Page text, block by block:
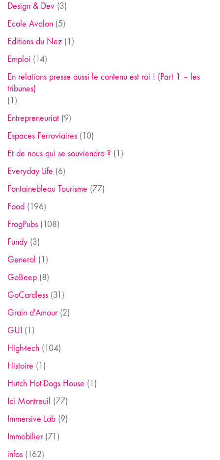
Design & Dev (3)
Ecole Avalon (5)
Editions du Nez (1)
Emploi (14)
En relations presse aussi le contenu est roi ! (Part 1 – les
tribunes)
(1)
Entrepreneuriat (9)
Espaces Ferroviaires (10)
Et de nous qui se souviendra ? (1)
Everyday Life (6)
Fontainebleau Tourisme (77)
Food (196)
FrogPubs (108)
Fundy (3)
General (1)
GoBeep (8)
GoCardless (31)
Grain d'Amour(2)
GUI (1)
High-tech (104)
Histoire (1)
Hutch Hot-Dogs House (1)
Ici Montreuil (77)
Immersive Lab (9)
Immobilier(71)
infos (162)